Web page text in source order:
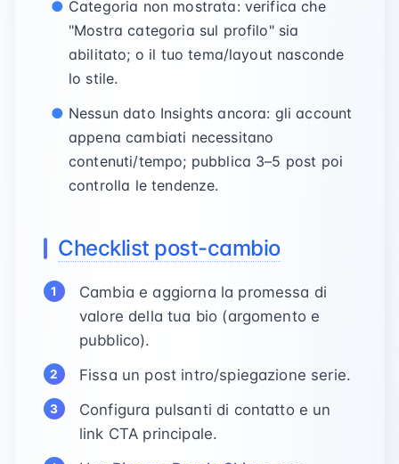
Categoria non mostrata: verifica che
"Mostra categoria sul profilo" sia
abilitato; o il tuo tema/layout nasconde
lo stile.
Nessun dato Insights ancora: gli account
appena cambiati necessitano
contenuti/tempo; pubblica 3–5 post poi
controlla le tendenze.
Checklist post-cambio
Cambia e aggiorna la promessa di
valore della tua bio (argomento e
pubblico).
Fissa un post intro/spiegazione serie.
Configura pulsanti di contatto e un
link CTA principale.